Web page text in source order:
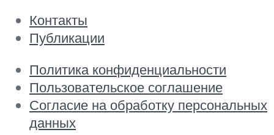
Контакты
Публикации
Политика конфиденциальности
Пользовательское соглашение
Согласие на обработку персональных
данных